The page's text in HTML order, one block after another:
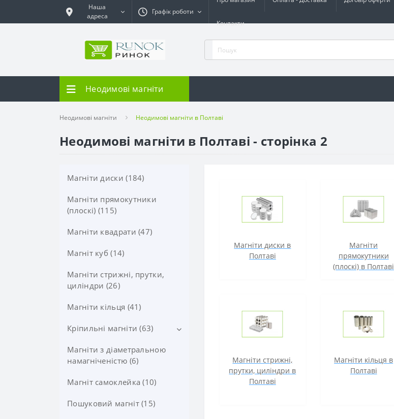
Наша
адреса
Графік роботи
Контакти
Неодимові магніти
Неодимові магніти Неодимові магніти в Полтаві
Неодимові магніти в Полтаві - сторінка 2
Магніти диски (184)
Магніти прямокутники
(плоскі) (115)
Магніти квадрати (47)
Магніт куб (14)
Магніти стрижні, прутки,
циліндри (26)
Магніти кільця (41)
Кріпильні магніти (63)
Магніти в корпусі з гвинтом
(10)
Магніти в корпусі з потаєм
Магніти з діаметральною
намагніченістю (6)
Магніт самоклейка (10)
Пошуковий магніт (15)
Магніти диски в
Полтаві
Магніти
прямокутники
(плоскі) в Полтаві
Магніти стрижні,
прутки, циліндри в
Полтаві
Магніти кільця в
Полтаві